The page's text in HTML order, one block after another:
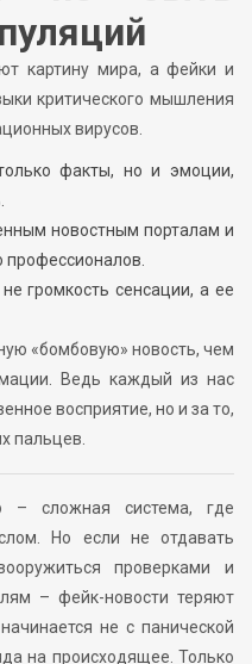
картину мира, а фейки и
критического мышления
вирусов.
факты, но и эмоции,
новостным порталам и
громкость сенсации, а ее
«бомбовую» новость, чем
Ведь каждый из нас
восприятие, но и за то,
пальцев.
– сложная система, где
Но если не отдавать
проверками и
– фейк-новости теряют
не с панической
на происходящее. Только